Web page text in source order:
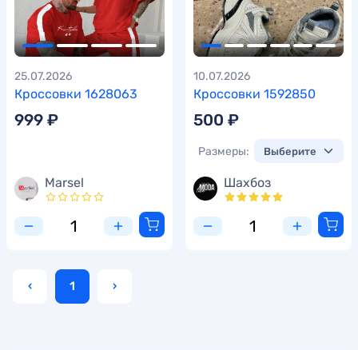
Кроссовки 1628063
25.07.2026
999 ₽
Marsel
Кроссовки 1592850
10.07.2026
500 ₽
Размеры:
Шахбоз
‹ 1 ›